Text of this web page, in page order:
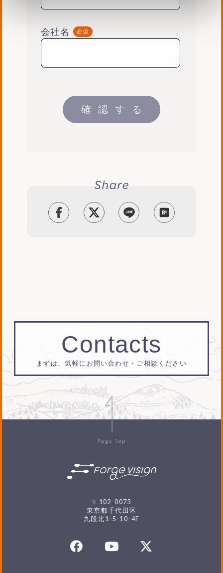
会社名
facebooktweetLINE はてブ
Contacts
まずは、気軽にお問い合わせ・ご相談ください
Page Top
〒102-0073
東京都千代田区
九段北1-5-10-4F